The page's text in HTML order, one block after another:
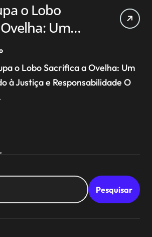
o Lobo
Um
e
o Lobo Sacrifica a Ovelha: Um
à Justiça e Responsabilidade O
Pesquisar